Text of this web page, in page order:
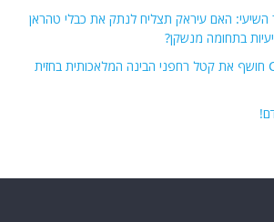
השיעי: האם עיראק תצליח לנתק את כבלי טהראן
בתחומה מנשקן?
״20 דקות לחיות" : ה-CIA חושף את קטל רחפני הבינה המלאכותית בחזית